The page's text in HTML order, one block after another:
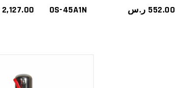
2,127.00 OS-45A1N 552.00 ر.س